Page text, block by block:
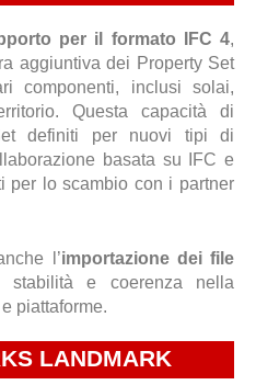
per il formato IFC 4,
aggiuntiva dei Property Set
componenti, inclusi solai,
Questa capacità di
definiti per nuovi tipi di
basata su IFC e
per lo scambio con i partner
l’importazione dei file
stabilità e coerenza nella
piattaforme.
LANDMARK